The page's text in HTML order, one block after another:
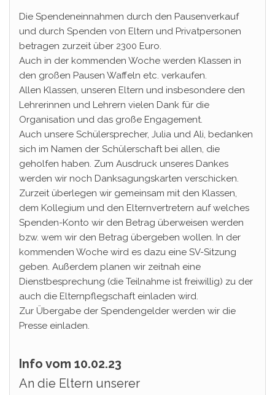
Die Spendeneinnahmen durch den Pausenverkauf
und durch Spenden von Eltern und Privatpersonen
betragen zurzeit über 2300 Euro.
Auch in der kommenden Woche werden Klassen in
den großen Pausen Waffeln etc. verkaufen.
Allen Klassen, unseren Eltern und insbesondere den
Lehrerinnen und Lehrern vielen Dank für die
Organisation und das große Engagement.
Auch unsere Schülersprecher, Julia und Ali, bedanken
sich im Namen der Schülerschaft bei allen, die
geholfen haben. Zum Ausdruck unseres Dankes
werden wir noch Danksagungskarten verschicken.
Zurzeit überlegen wir gemeinsam mit den Klassen,
dem Kollegium und den Elternvertretern auf welches
Spenden-Konto wir den Betrag überweisen werden
bzw. wem wir den Betrag übergeben wollen. In der
kommenden Woche wird es dazu eine SV-Sitzung
geben. Außerdem planen wir zeitnah eine
Dienstbesprechung (die Teilnahme ist freiwillig) zu der
auch die Elternpflegschaft einladen wird.
Zur Übergabe der Spendengelder werden wir die
Presse einladen.
Info vom 10.02.23
An die Eltern unserer